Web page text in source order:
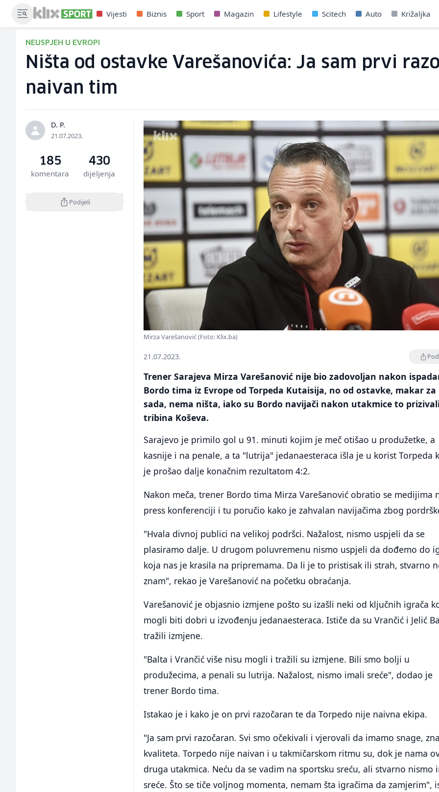
Vijesti Biznis Sport Magazin Lifestyle Scitech Auto Križaljka
NEUSPJEH U EVROPI
Ništa od ostavke Varešanovića: Ja sam prvi
naivan tim
D. P.
21.07.2023.
185
komentara
430
dijeljenja
Podijeli
Mirza Varešanović (Foto: Klix.ba)
21.07.2023.
Trener Sarajeva Mirza Varešanović nije bio zadovoljan nakon
Bordo tima iz Evrope od Torpeda Kutaisija, no od ostavke, makar za
sada, nema ništa, iako su Bordo navijači nakon utakmice to
tribina Koševa.
Sarajevo je primilo gol u 91. minuti kojim je meč otišao u produžetke, a
kasnije i na penale, a ta "lutrija" jedanaesteraca išla je u korist Torpeda
je prošao dalje konačnim rezultatom 4:2.
Nakon meča, trener Bordo tima Mirza Varešanović obratio se medijima
press konferenciji i tu poručio kako je zahvalan navijačima zbog
"Hvala divnoj publici na velikoj podršci. Nažalost, nismo uspjeli da se
plasiramo dalje. U drugom poluvremenu nismo uspjeli da dođemo do
koja nas je krasila na pripremama. Da li je to pristisak ili strah, stvarno
znam", rekao je Varešanović na početku obraćanja.
Varešanović je objasnio izmjene pošto su izašli neki od ključnih igrača
mogli biti dobri u izvođenju jedanaesteraca. Ističe da su Vrančić i Jelić
tražili izmjene.
"Balta i Vrančić više nisu mogli i tražili su izmjene. Bili smo bolji u
produžecima, a penali su lutrija. Nažalost, nismo imali sreće", dodao je
trener Bordo tima.
Istakao je i kako je on prvi razočaran te da Torpedo nije naivna ekipa.
"Ja sam prvi razočaran. Svi smo očekivali i vjerovali da imamo snage,
kvaliteta. Torpedo nije naivan i u takmičarskom ritmu su, dok je nama
druga utakmica. Neću da se vadim na sportsku sreću, ali stvarno nismo
sreće. Što se tiče voljnog momenta, nemam šta igračima da zamjerim",